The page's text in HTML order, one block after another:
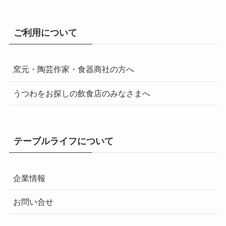
ご利用について
窯元・陶芸作家・食器商社の方へ
うつわをお探しの飲食店のみなさまへ
テーブルライフについて
企業情報
お問い合せ